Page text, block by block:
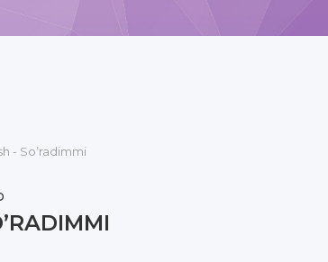
- So’radimmi